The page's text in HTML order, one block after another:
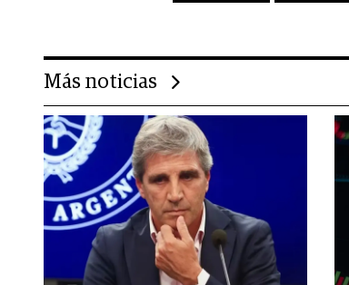
Más noticias